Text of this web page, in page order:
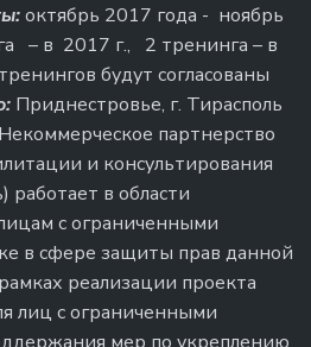
октябрь 2017 года - ноябрь
– в 2017 г., 2 тренинга – в
будут согласованы
Приднестровье, г. Тирасполь
Некоммерческое партнерство
и консультирования
работает в области
с ограниченными
в сфере защиты прав данной
реализации проекта
лиц с ограниченными